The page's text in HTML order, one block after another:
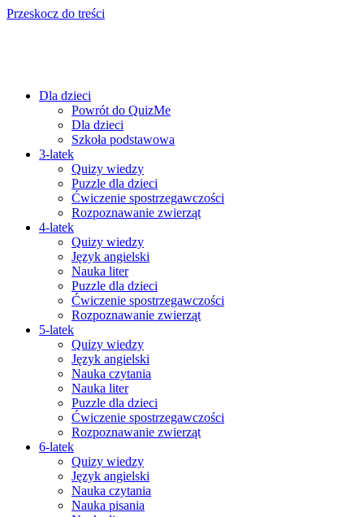
Przeskocz do treści
Dla dzieci
Powrót do QuizMe
Dla dzieci
Szkoła podstawowa
3-latek
Quizy wiedzy
Puzzle dla dzieci
Ćwiczenie spostrzegawczości
Rozpoznawanie zwierząt
4-latek
Quizy wiedzy
Język angielski
Nauka liter
Puzzle dla dzieci
Ćwiczenie spostrzegawczości
Rozpoznawanie zwierząt
5-latek
Quizy wiedzy
Język angielski
Nauka czytania
Nauka liter
Puzzle dla dzieci
Ćwiczenie spostrzegawczości
Rozpoznawanie zwierząt
6-latek
Quizy wiedzy
Język angielski
Nauka czytania
Nauka pisania